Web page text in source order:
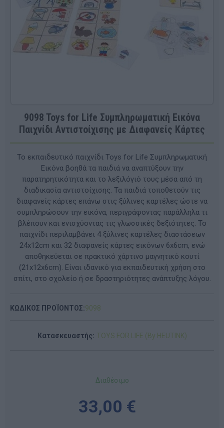
9098 Toys for Life Συμπληρωματική Εικόνα
Παιχνίδι Αντιστοίχισης με Διαφανείς Κάρτες
Το εκπαιδευτικό παιχνίδι Toys for Life Συμπληρωματική
Εικόνα βοηθά τα παιδιά να αναπτύξουν την
παρατηρητικότητα και το λεξιλόγιό τους μέσα από τη
διαδικασία αντιστοίχισης. Τα παιδιά τοποθετούν τις
διαφανείς κάρτες επάνω στις ξύλινες καρτέλες ώστε να
συμπληρώσουν την εικόνα, περιγράφοντας παράλληλα τι
βλέπουν και ενισχύοντας τις γλωσσικές δεξιότητες. Το
παιχνίδι περιλαμβάνει 4 ξύλινες καρτέλες διαστάσεων
24x12cm και 32 διαφανείς κάρτες εικόνων 6x6cm, ενώ
αποθηκεύεται σε πρακτικό χάρτινο μαγνητικό κουτί
(21x12x6cm). Είναι ιδανικό για εκπαιδευτική χρήση στο
σπίτι, στο σχολείο ή σε δραστηριότητες ανάπτυξης λόγου.
ΚΩΔΙΚΟΣ ΠΡΟΪΟΝΤΟΣ:9098
Κατασκευαστής: TOYS FOR LIFE (By HEUTINK)
Διαθέσιμο
33,00 €